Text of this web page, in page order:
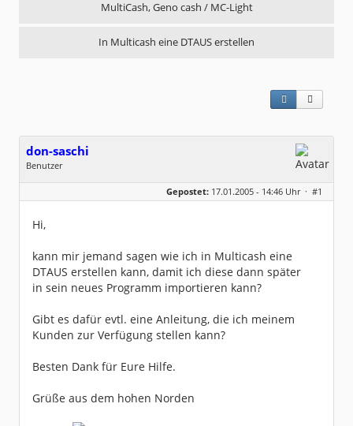
MultiCash, Geno cash / MC-Light
In Multicash eine DTAUS erstellen
don-saschi
Benutzer
Geschlecht:
keine Angabe
Beiträge:
104
Gepostet: 17.01.2005 - 14:46 Uhr · #1
Hi,
kann mir jemand sagen wie ich in Multicash eine
DTAUS erstellen kann, damit ich diese dann später
in sein neues Programm importieren kann?
Gibt es dafür evtl. eine Anleitung, die ich meinem
Kunden zur Verfügung stellen kann?
Besten Dank für Eure Hilfe.
Grüße aus dem hohen Norden